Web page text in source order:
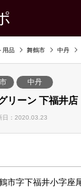
用品 舞鶴市 中丹
中丹
リーン 下福井店
日：2020.03.23
市字下福井小字座